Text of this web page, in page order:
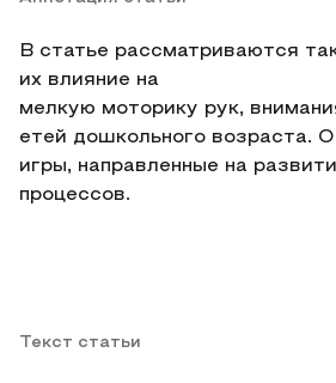
В статье рассматриваются
их влияние на
мелкую моторику рук,
етей дошкольного возраста.
игры, направленные на
процессов.
Текст статьи